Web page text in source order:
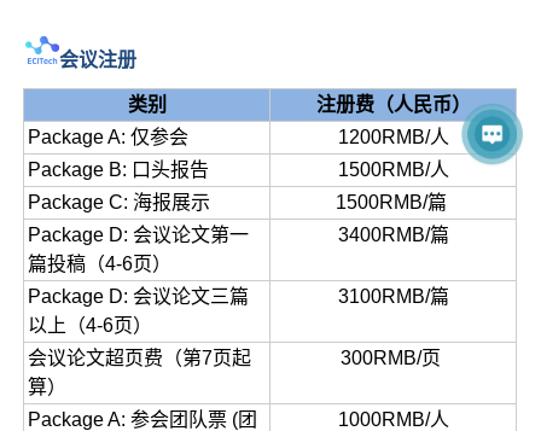
会议注册
类别
注册费（人民币）
Package A: 仅参会
1200RMB/人
Package B: 口头报告
1500RMB/人
Package C: 海报展示
1500RMB/篇
Package D: 会议论文第一
篇投稿（4-6页）
3400RMB/篇
Package D: 会议论文三篇
以上（4-6页）
3100RMB/篇
会议论文超页费（第7页起
算）
300RMB/页
Package A: 参会团队票 (团
1000RMB/人